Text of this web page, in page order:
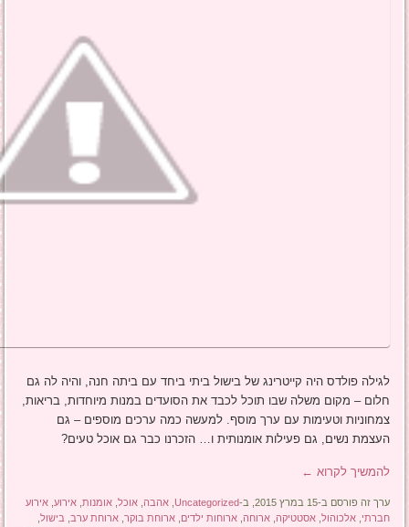
לגילה פולדס היה קייטרינג של בישול ביתי ביחד עם ביתה חנה, והיה לה גם
חלום – מקום משלה שבו תוכל לכבד את הסועדים במנות מיוחדות, בריאות,
צמחוניות וטעימות עם ערך מוסף. למעשה כמה ערכים מוספים – גם
העצמת נשים, גם פעילות אומנותית ו… הזכרנו כבר גם אוכל טעים?
להמשיך לקרוא ←
ערך זה פורסם ב-15 במרץ 2015, ב- Uncategorized
,אהבה ,אוכל ,אומנות ,אירוע ,אירוע
חברתי ,אלכוהול ,אסטטיקה ,ארוחה ,ארוחות ילדים ,ארוחת בוקר ,ארוחת ערב בישול